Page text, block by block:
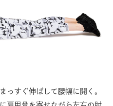
っすぐ伸ばして腰幅に開く。